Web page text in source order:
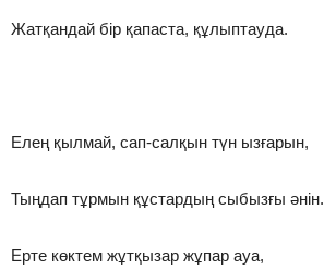
Жатқандай бір қапаста, құлыптауда.
Елең қылмай, сап-салқын түн ызғарын,
Тыңдап тұрмын құстардың сыбызғы әнін.
Ерте көктем жұтқызар жұпар ауа,